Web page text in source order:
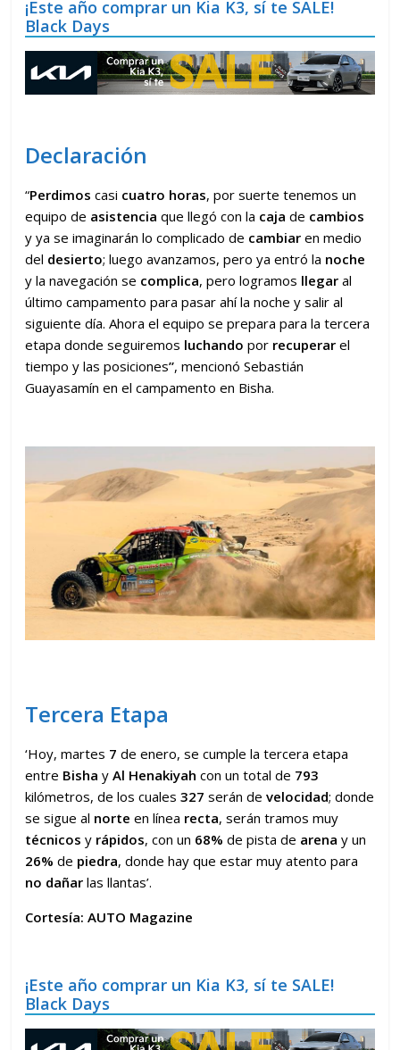
¡Este año comprar un Kia K3, sí te SALE!
Black Days
Declaración
“Perdimos casi cuatro horas, por suerte tenemos un
equipo de asistencia que llegó con la caja de cambios
y ya se imaginarán lo complicado de cambiar en medio
del desierto; luego avanzamos, pero ya entró la noche
y la navegación se complica, pero logramos llegar al
último campamento para pasar ahí la noche y salir al
siguiente día. Ahora el equipo se prepara para la tercera
etapa donde seguiremos luchando por recuperar el
tiempo y las posiciones”, mencionó Sebastián
Guayasamín en el campamento en Bisha.
Tercera Etapa
‘Hoy, martes 7 de enero, se cumple la tercera etapa
entre Bisha y Al Henakiyahcon un total de 793
kilómetros, de los cuales327 serán develocidad; donde
se sigue al norte en línea recta, serán tramos muy
técnicos y rápidos, con un 68% de pista de arena y un
26% de piedra, donde hay que estar muy atento para
no dañar las llantas’.
Cortesía: AUTO Magazine
¡Este año comprar un Kia K3, sí te SALE!
Black Days